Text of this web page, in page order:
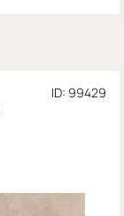
ID: 99429